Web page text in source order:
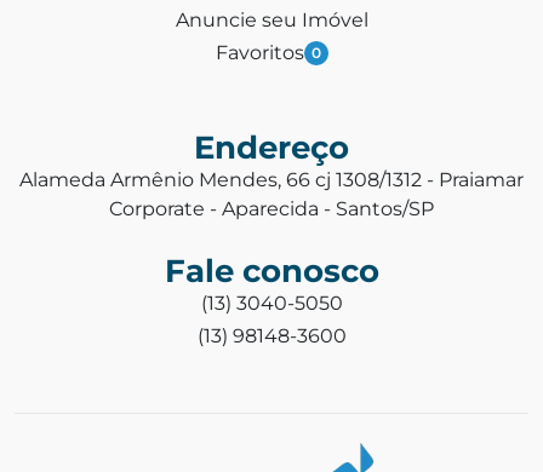
Anuncie seu Imóvel
Favoritos 0
Endereço
Alameda Armênio Mendes, 66 cj 1308/1312 - Praiamar
Corporate - Aparecida - Santos/SP
Fale conosco
(13) 3040-5050
(13) 98148-3600